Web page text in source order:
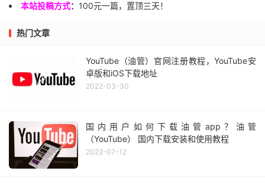
本站投稿方式： 100元一篇，置顶三天！
热门文章
YouTube（油管）官网注册教程，YouTube安
卓版和iOS下载地址
2022-03-30
国内用户如何下载油管app？油管
（YouTube） 国内下载安装和使用教程
2022-07-12